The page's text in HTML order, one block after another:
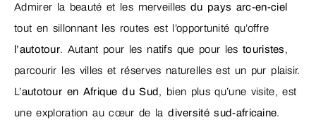
Admirer la beauté et les merveilles du pays arc-en-ciel
tout en sillonnant les routes est l’opportunité qu’offre
l’autotour. Autant pour les natifs que pour les touristes,
parcourir les villes et réserves naturelles est un pur plaisir.
L’autotour en Afrique du Sud, bien plus qu’une visite, est
une exploration au cœur de ladiversité sud-africaine.